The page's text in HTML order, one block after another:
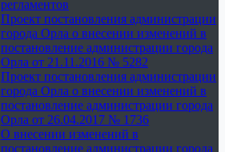
регламентов
Проект постановления администрации
города Орла о внесении изменений в
постановление администрации города
Орла от 21.11.2016 № 5282
Проект постановления администрации
города Орла о внесении изменений в
постановление администрации города
Орла от 26.04.2017 № 1736
О внесении изменений в
постановление администрации города